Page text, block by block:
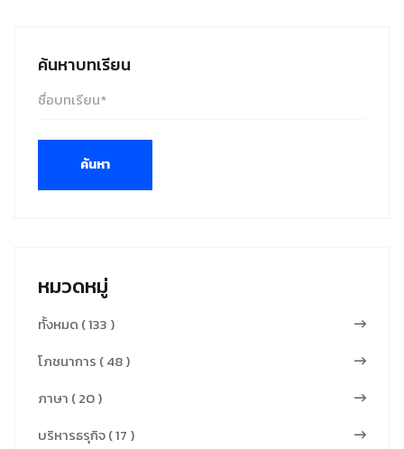
ค้นหาบทเรียน
ค้นหา
หมวดหมู่
ทั้งหมด ( 133 )
โภชนาการ ( 48 )
ภาษา ( 20 )
บริหารธรุกิจ ( 17 )